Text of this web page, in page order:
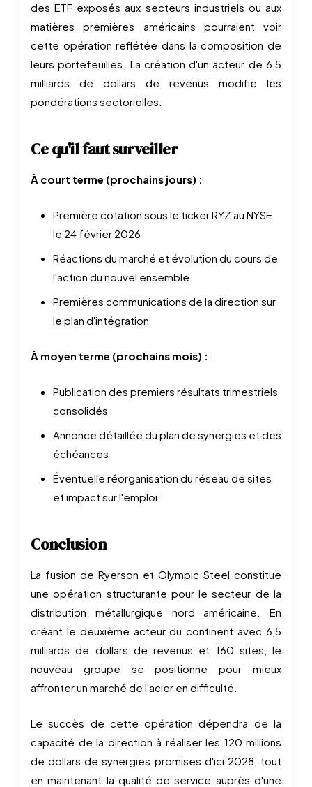
des ETF exposés aux secteurs industriels ou aux
matières premières américains pourraient voir
cette opération reflétée dans la composition de
leurs portefeuilles. La création d'un acteur de 6,5
milliards de dollars de revenus modifie les
pondérations sectorielles.
Ce qu'il faut surveiller
À court terme (prochains jours) :
Première cotation sous le ticker RYZ au NYSE
le 24 février 2026
Réactions du marché et évolution du cours de
l'action du nouvel ensemble
Premières communications de la direction sur
le plan d'intégration
À moyen terme (prochains mois) :
Publication des premiers résultats trimestriels
consolidés
Annonce détaillée du plan de synergies et des
échéances
Éventuelle réorganisation du réseau de sites
et impact sur l'emploi
Conclusion
La fusion de Ryerson et Olympic Steel constitue
une opération structurante pour le secteur de la
distribution métallurgique nord américaine. En
créant le deuxième acteur du continent avec 6,5
milliards de dollars de revenus et 160 sites, le
nouveau groupe se positionne pour mieux
affronter un marché de l'acier en difficulté.
Le succès de cette opération dépendra de la
capacité de la direction à réaliser les 120 millions
de dollars de synergies promises d'ici 2028, tout
en maintenant la qualité de service auprès d'une